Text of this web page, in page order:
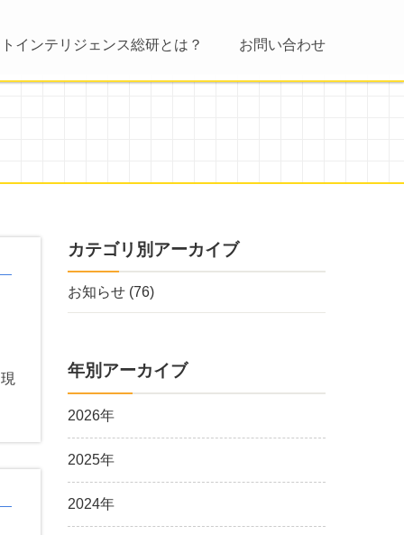
インテリジェンス総研とは？ お問い合わせ
カテゴリ別アーカイブ
お知らせ (76)
年別アーカイブ
2026年
2025年
2024年